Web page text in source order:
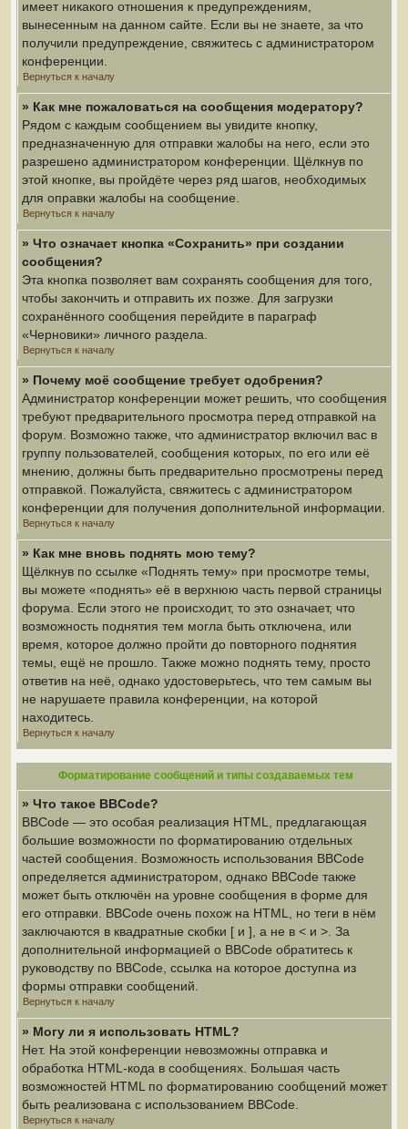
имеет никакого отношения к предупреждениям,
вынесенным на данном сайте. Если вы не знаете, за что
получили предупреждение, свяжитесь с администратором
конференции.
Вернуться к началу
» Как мне пожаловаться на сообщения модератору?
Рядом с каждым сообщением вы увидите кнопку,
предназначенную для отправки жалобы на него, если это
разрешено администратором конференции. Щёлкнув по
этой кнопке, вы пройдёте через ряд шагов, необходимых
для оправки жалобы на сообщение.
Вернуться к началу
» Что означает кнопка «Сохранить» при создании
сообщения?
Эта кнопка позволяет вам сохранять сообщения для того,
чтобы закончить и отправить их позже. Для загрузки
сохранённого сообщения перейдите в параграф
«Черновики» личного раздела.
Вернуться к началу
» Почему моё сообщение требует одобрения?
Администратор конференции может решить, что сообщения
требуют предварительного просмотра перед отправкой на
форум. Возможно также, что администратор включил вас в
группу пользователей, сообщения которых, по его или её
мнению, должны быть предварительно просмотрены перед
отправкой. Пожалуйста, свяжитесь с администратором
конференции для получения дополнительной информации.
Вернуться к началу
» Как мне вновь поднять мою тему?
Щёлкнув по ссылке «Поднять тему» при просмотре темы,
вы можете «поднять» её в верхнюю часть первой страницы
форума. Если этого не происходит, то это означает, что
возможность поднятия тем могла быть отключена, или
время, которое должно пройти до повторного поднятия
темы, ещё не прошло. Также можно поднять тему, просто
ответив на неё, однако удостоверьтесь, что тем самым вы
не нарушаете правила конференции, на которой
находитесь.
Вернуться к началу
Форматирование сообщений и типы создаваемых тем
» Что такое BBCode?
BBCode — это особая реализация HTML, предлагающая
большие возможности по форматированию отдельных
частей сообщения. Возможность использования BBCode
определяется администратором, однако BBCode также
может быть отключён на уровне сообщения в форме для
его отправки. BBCode очень похож на HTML, но теги в нём
заключаются в квадратные скобки [ и ], а не в < и >. За
дополнительной информацией о BBCode обратитесь к
руководству по BBCode, ссылка на которое доступна из
формы отправки сообщений.
Вернуться к началу
» Могу ли я использовать HTML?
Нет. На этой конференции невозможны отправка и
обработка HTML-кода в сообщениях. Большая часть
возможностей HTML по форматированию сообщений может
быть реализована с использованием BBCode.
Вернуться к началу